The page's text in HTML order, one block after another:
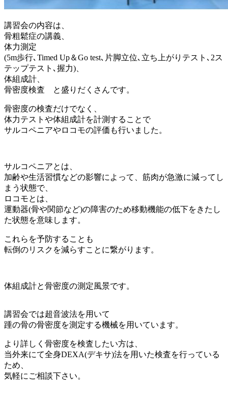
講習会の内容は、
骨粗鬆症の講義、
体力測定
(5m歩行､Timed Up＆Go test､片脚立位､立ち上がりテスト､2ス
テップテスト､握力)、
体組成計、
骨密度検査 と盛りだくさんです。
骨密度の検査だけでなく、
体力テストや体組成計を計測することで
サルコペニアやロコモの評価も行いました。
サルコペニアとは、
加齢や生活習慣などの影響によって、筋肉が急激に減ってし
まう状態で、
ロコモとは、
運動器(骨や関節など)の障害のため移動機能の低下をきたし
た状態を意味します。
これらを予防することも
転倒のリスクを減らすことに繋がります。
体組成計と骨密度の測定風景です。
講習会では超音波法を用いて
踵の骨の骨密度を測定する機械を用いています。
より詳しく骨密度を検査したい方は、
当外来にて全身DEXA(デキサ)法を用いた検査を行っている
ため、
気軽にご相談下さい。